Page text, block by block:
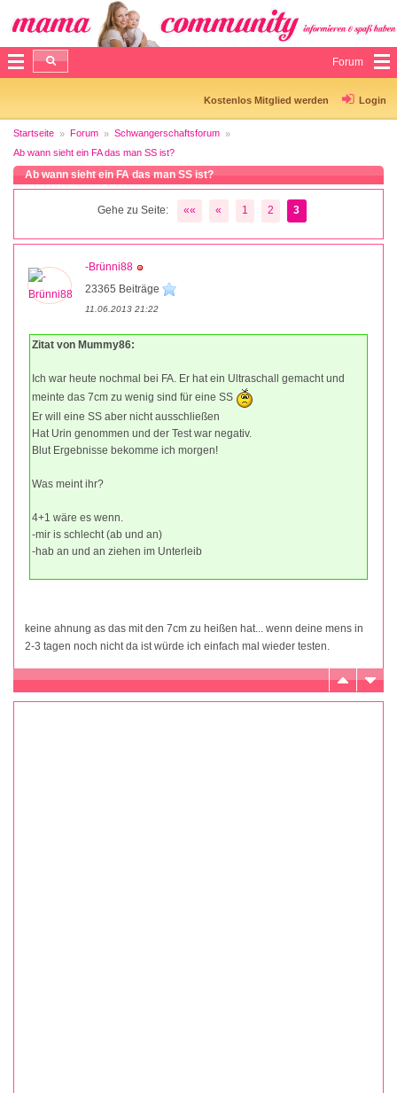
Forum
Kostenlos Mitglied werden Login
Startseite Forum
Schwangerschaftsforum
Ab wann sieht ein FA das man SS ist?
Ab wann sieht ein FA das man SS ist?
Gehe zu Seite: «« « 1 2 3
-Brünni88
23365 Beiträge
11.06.2013 21:22
Zitat von Mummy86:
Ich war heute nochmal bei FA. Er hat ein Ultraschall gemacht und
meinte das 7cm zu wenig sind für eine SS
Er will eine SS aber nicht ausschließen
Hat Urin genommen und der Test war negativ.
Blut Ergebnisse bekomme ich morgen!
Was meint ihr?
4+1 wäre es wenn.
-mir is schlecht (ab und an)
-hab an und an ziehen im Unterleib
keine ahnung as das mit den 7cm zu heißen hat... wenn deine mens in
2-3 tagen noch nicht da ist würde ich einfach mal wieder testen.